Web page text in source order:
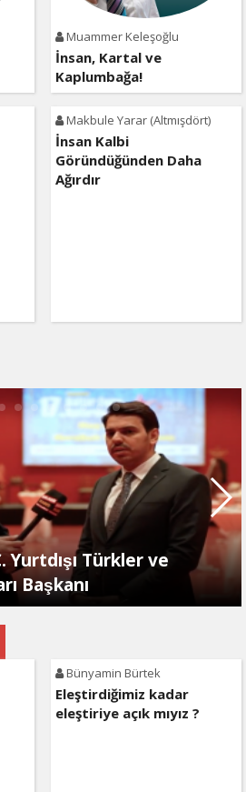
Muammer Keleşoğlu
İnsan, Kartal ve
Kaplumbağa!
Makbule Yarar (Altmışdört)
İnsan Kalbi
Göründüğünden Daha
Ağırdır
Yurtdışı Türkler ve
Başkanı
Bünyamin Bürtek
Eleştirdiğimiz kadar
eleştiriye açık mıyız ?